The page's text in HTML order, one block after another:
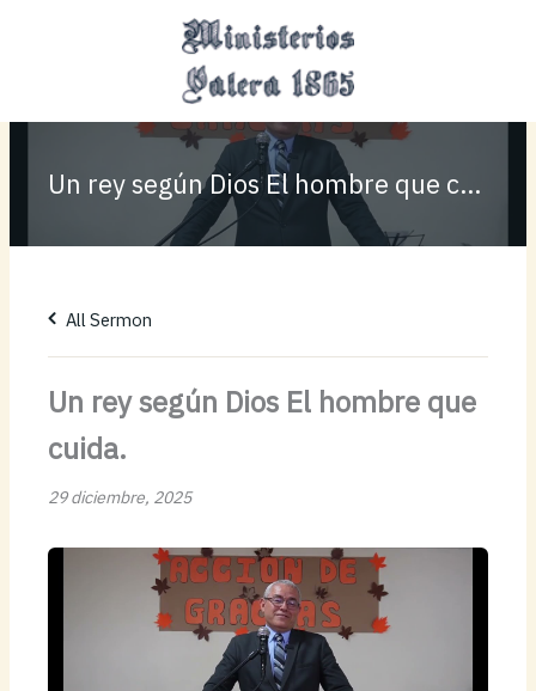
Un rey según Dios El hombre que cuida.
All Sermon
Un rey según Dios El hombre que
cuida.
29 diciembre, 2025